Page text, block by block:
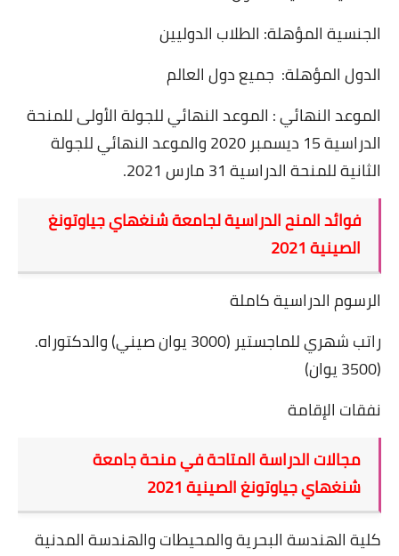
الجنسية المؤهلة: الطلاب الدوليين
الدول المؤهلة: جميع دول العالم
الموعد النهائي : الموعد النهائي للجولة الأولى للمنحة
الدراسية 15 ديسمبر 2020 والموعد النهائي للجولة
الثانية للمنحة الدراسية 31 مارس 2021
.
فوائد المنح الدراسية لجامعة شنغهاي جياوتونغ
الصينية 2021
الرسوم الدراسية كاملة
راتب شهري للماجستير (3000 يوان صيني) والدكتوراه.
(3500 يوان)
نفقات الإقامة
مجالات الدراسة المتاحة في منحة جامعة
شنغهاي جياوتونغ الصينية 2021
كلية الهندسة البحرية والمحيطات والهندسة المدنية